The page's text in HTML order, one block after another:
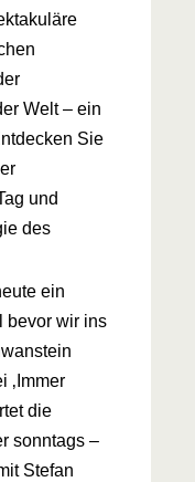
Welt – ein
Sie
und
des
ein
bevor wir ins
‚Immer
die
sonntags –
Stefan